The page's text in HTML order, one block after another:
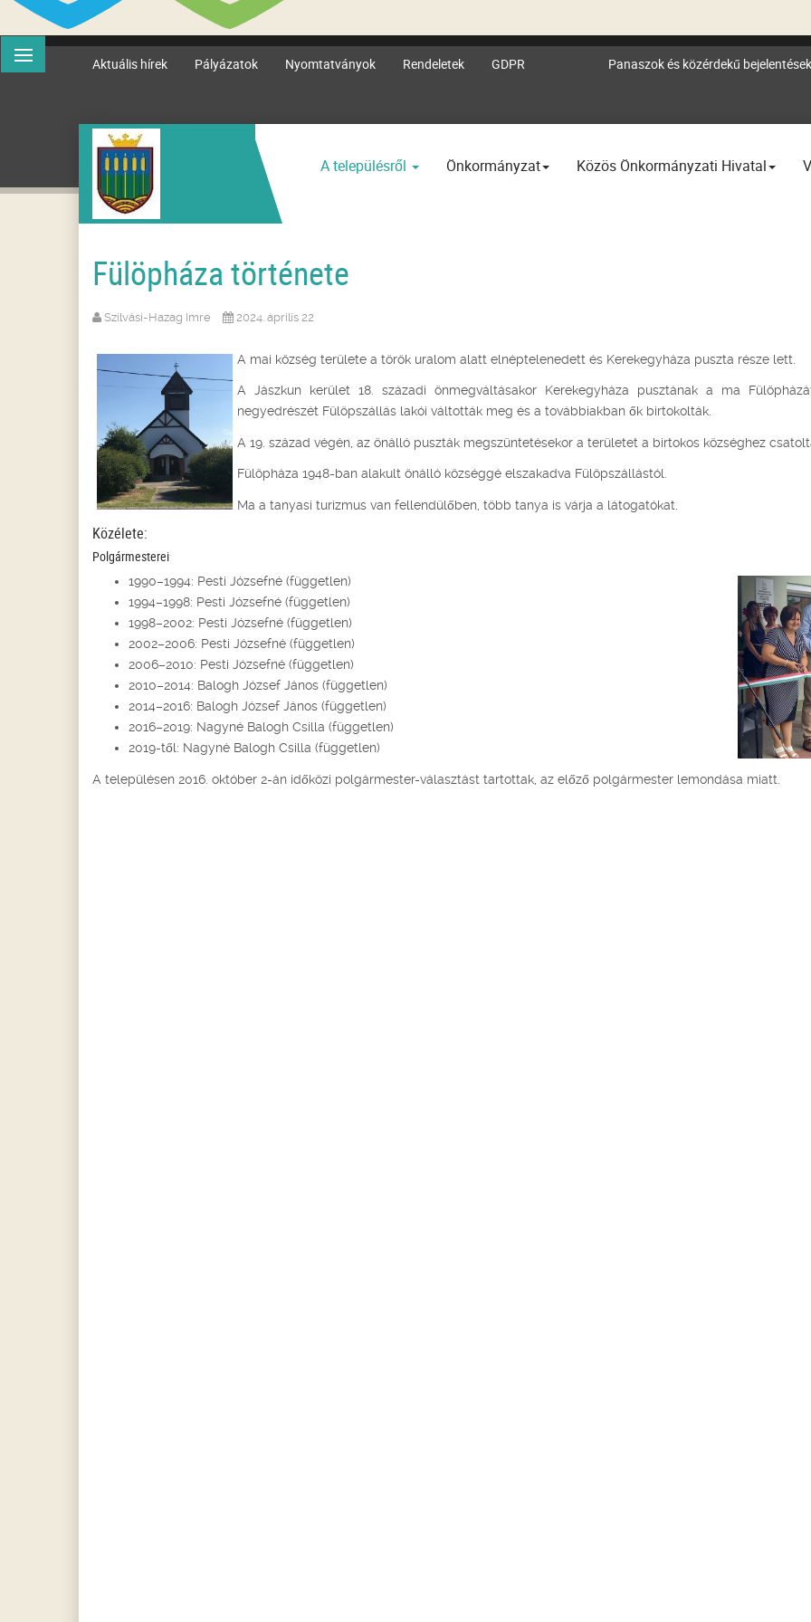
Aktuális hírek Pályázatok Nyomtatványok Rendeletek GDPR Panaszok és közérdekű bejelentések
A településről Önkormányzat Közös Önkormányzati Hivatal
Fülöpháza története
Szilvási-Hazag Imre 2024. április 22
A mai község területe a török uralom alatt elnéptelenedett és Kerekegyháza puszta része lett.
A Jászkun kerület 18. századi önmegváltásakor Kerekegyháza pusztának a ma
negyedrészét Fülöpszállás lakói váltották meg és a továbbiakban ők birtokolták.
A 19. század végén, az önálló puszták megszüntetésekor a területet a birtokos községhez
Fülöpháza 1948-ban alakult önálló községgé elszakadva Fülöpszállástól.
Ma a tanyasi turizmus van fellendülőben, több tanya is várja a látogatókat.
Közélete:
Polgármesterei
1990–1994: Pesti Józsefné (független)
1994–1998: Pesti Józsefné (független)
1998–2002: Pesti Józsefné (független)
2002–2006: Pesti Józsefné (független)
2006–2010: Pesti Józsefné (független)
2010–2014: Balogh József János (független)
2014–2016: Balogh József János (független)
2016–2019: Nagyné Balogh Csilla (független)
2019-től: Nagyné Balogh Csilla (független)
A településen 2016. október 2-án időközi polgármester-választást tartottak, az előző polgármester lemondása miatt.